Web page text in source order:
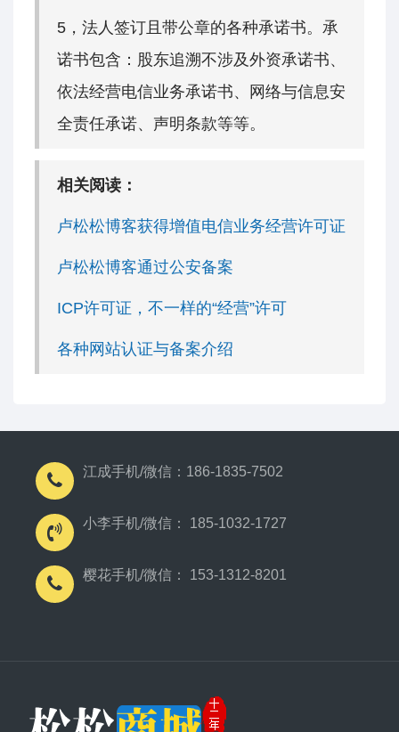
5，法人签订且带公章的各种承诺书。承
诺书包含：股东追溯不涉及外资承诺书、
依法经营电信业务承诺书、网络与信息安
全责任承诺、声明条款等等。
相关阅读：
卢松松博客获得增值电信业务经营许可证
卢松松博客通过公安备案
ICP许可证，不一样的“经营”许可
各种网站认证与备案介绍
江成手机/微信：186-1835-7502
小李手机/微信： 185-1032-1727
樱花手机/微信： 153-1312-8201